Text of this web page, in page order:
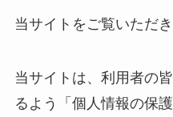
当サイトをご覧いただ
当サイトは、利用者の
るよう「個人情報の保